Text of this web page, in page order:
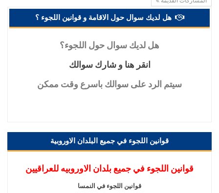
هل لديك سوال حول الاقامة و قوانين اللجوء ؟
هل لديك سوال حول اللجوء؟
انقر هنا و شارك سوالك
سيتم الرد على سوالك باسرع وقت ممكن
قوانين اللجوء في جميع البلدان الاوروبية
قوانين اللجوء في جميع بلدان الاوروبيه للعراقيين
قوانين اللجوء في النمسا